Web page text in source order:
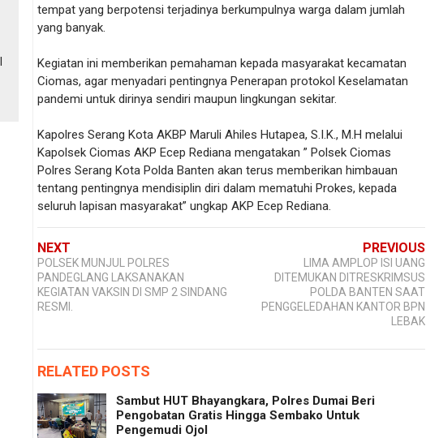
tempat yang berpotensi terjadinya berkumpulnya warga dalam jumlah
yang banyak.
Kegiatan ini memberikan pemahaman kepada masyarakat kecamatan
Ciomas, agar menyadari pentingnya Penerapan protokol Keselamatan
pandemi untuk dirinya sendiri maupun lingkungan sekitar.
Kapolres Serang Kota AKBP Maruli Ahiles Hutapea, S.I.K., M.H melalui
Kapolsek Ciomas AKP Ecep Rediana mengatakan ” Polsek Ciomas
Polres Serang Kota Polda Banten akan terus memberikan himbauan
tentang pentingnya mendisiplin diri dalam mematuhi Prokes, kepada
seluruh lapisan masyarakat” ungkap AKP Ecep Rediana.
NEXT
POLSEK MUNJUL POLRES
PANDEGLANG LAKSANAKAN
KEGIATAN VAKSIN DI SMP 2 SINDANG
RESMI.
PREVIOUS
LIMA AMPLOP ISI UANG
DITEMUKAN DITRESKRIMSUS
POLDA BANTEN SAAT
PENGGELEDAHAN KANTOR BPN
LEBAK
RELATED POSTS
Sambut HUT Bhayangkara, Polres Dumai Beri
Pengobatan Gratis Hingga Sembako Untuk
Pengemudi Ojol